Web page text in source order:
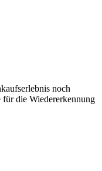
noch
für die Wiedererkennung